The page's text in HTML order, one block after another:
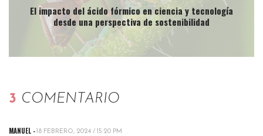
El impacto del ácido fórmico en ciencia y tecnología
desde una perspectiva de sostenibilidad
3 COMENTARIO
MANUEL - 18 FEBRERO, 2024 / 15:20 PM